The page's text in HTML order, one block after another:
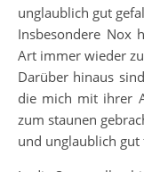
unglaublich gut
Insbesondere Nox
Art immer wieder
Darüber hinaus
die mich mit ihrer
zum staunen
und unglaublich gut